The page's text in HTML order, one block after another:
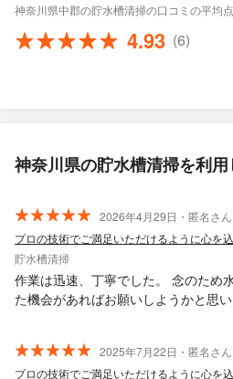
神奈川県中郡の貯水槽清掃の口コミの平均
4.93 (6)
神奈川県の貯水槽清掃を利用
2026年4月29日・匿名さん
プロの技術でご満足いただけるように心を
貯水槽清掃
作業は迅速、丁寧でした。 念のため
た機会があればお願いしようかと思い
2025年7月22日・匿名さん
プロの技術でご満足いただけるように心を